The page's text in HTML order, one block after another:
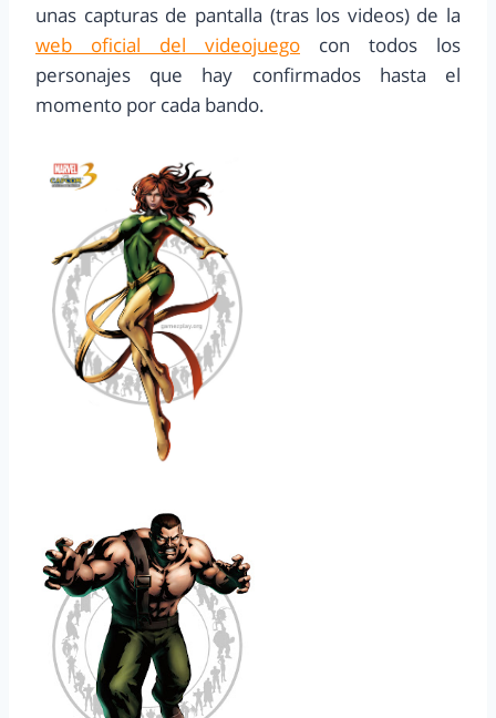
unas capturas de pantalla (tras los videos) de la
web oficial del videojuego con todos los
personajes que hay confirmados hasta el
momento por cada bando.